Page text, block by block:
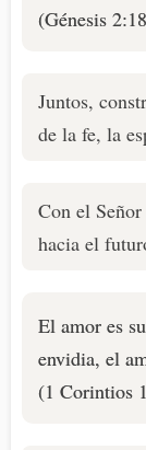
(Génesis
Juntos,
de la fe, la
Con el
hacia el
El amor es
envidia, el
(1 Corintios